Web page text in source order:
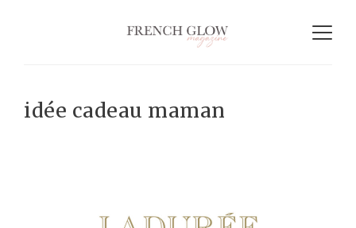
idée cadeau maman